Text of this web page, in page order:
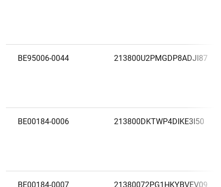
BE95006-0044 213800U2PMGDP8ADJI87
BE00184-0006 213800DKTWP4DIKE3I50
BE00184-0007 21380072PG1HKYBVEV09